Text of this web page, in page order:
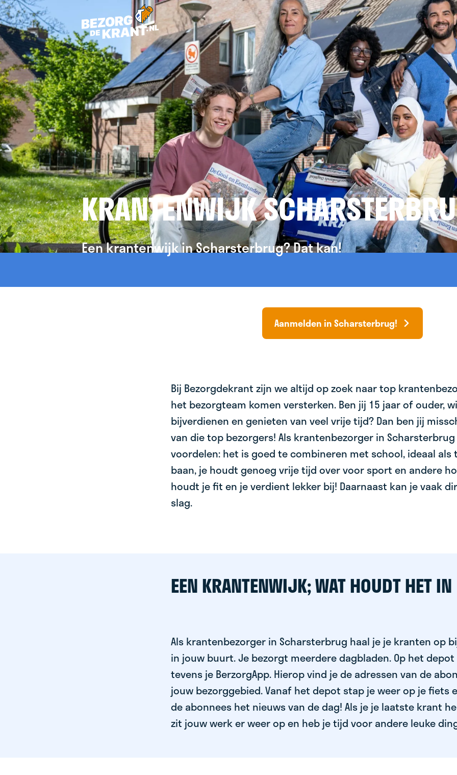
KRANTENWIJK
Een krantenwijk in Scharsterbrug? Dat kan!
Aanmelden in Scharsterbrug!
Bij Bezorgdekrant zijn we altijd op zoek naar top
het bezorgteam komen versterken. Ben jij 15 jaar of ouder,
bijverdienen en genieten van veel vrije tijd? Dan ben jij
van die top bezorgers! Als krantenbezorger in
voordelen: het is goed te combineren met school, ideaal als
baan, je houdt genoeg vrije tijd over voor sport en andere
houdt je fit en je verdient lekker bij! Daarnaast kan je vaak
slag.
EEN KRANTENWIJK; WAT HOUDT HET IN
Als krantenbezorger in Scharsterbrug haal je je kranten op
in jouw buurt. Je bezorgt meerdere dagbladen. Op het
tevens je BerzorgApp. Hierop vind je de adressen van de
jouw bezorggebied. Vanaf het depot stap je weer op je fiets
de abonnees het nieuws van de dag! Als je je laatste krant
zit jouw werk er weer op en heb je tijd voor andere leuke